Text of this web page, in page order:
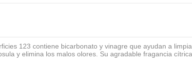
123 contiene bicarbonato y vinagre que ayudan a
y elimina los malos olores. Su agradable fragancia